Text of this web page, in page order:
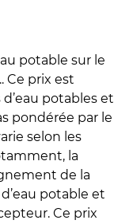
potable sur le
Ce prix est
potables et
pondérée par le
selon les
la
de la
potable et
Ce prix